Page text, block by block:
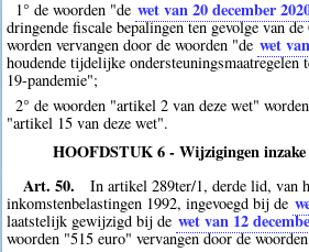
1° de woorden "de wet van 20 december
dringende fiscale bepalingen ten gevolge van
worden vervangen door de woorden "de wet
houdende tijdelijke ondersteuningsmaatregelen
19-pandemie";
2° de woorden "artikel 2 van deze wet"
"artikel 15 van deze wet".
HOOFDSTUK 6 - Wijzigingen inzake
Art. 50.
In artikel 289ter/1, derde lid, van
inkomstenbelastingen 1992, ingevoegd bij de
laatstelijk gewijzigd bij de wet van 12
woorden "515 euro" vervangen door de